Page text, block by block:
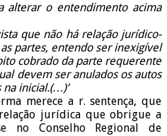
alterar o entendimento acima
que não há relação jurídico-
partes, entendo ser inexigível
cobrado da parte requerente
devem ser anulados os autos
inicial.(…)’
merece a r. sentença, que
jurídica que obrigue a
no Conselho Regional de